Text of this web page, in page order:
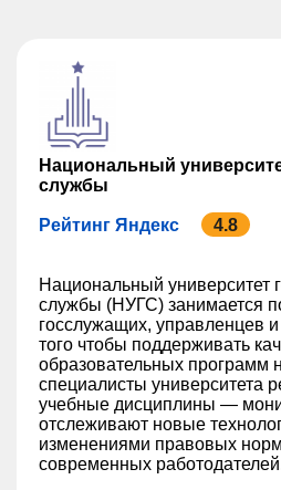
Национальный
службы
Рейтинг Яндекс 4.8
Национальный университет
службы (НУГС) занимается
госслужащих, управленцев
того чтобы поддерживать
образовательных программ
специалисты университета
учебные дисциплины —
отслеживают новые
изменениями правовых
современных